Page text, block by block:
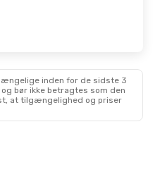
inden for de sidste 3
bør ikke betragtes som den
at tilgængelighed og priser